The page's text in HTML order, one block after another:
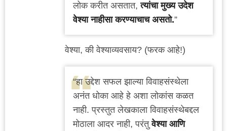
लोक करीत असतात,त्यांचा मुख्य उदेश
वेश्या नाहीसा करण्याचाच असतो.”
वेश्या, की वेश्याव्यवसाय? (फरक आहे!)
“हा उद्देश सफल झाल्या विवाहसंस्थेला
अनंत धोका आहे हे अशा लोकांस कळत
नाही. प्रस्तुत लेखकाला विवाहसंस्थेबद्दल
मोठाला आदर नाही, परंतुवेश्या आणि